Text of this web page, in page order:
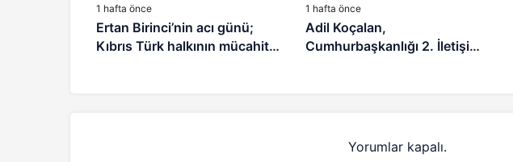
1 hafta önce
Ertan Birinci’nin acı günü;
Kıbrıs Türk halkının mücahit
1 hafta önce
Adil Koçalan,
Cumhurbaşkanlığı 2. İletişim
Yorumlar kapalı.